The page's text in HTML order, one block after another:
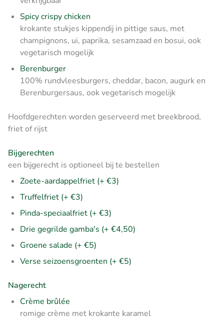
Spicy crispy chicken
krokante stukjes kippendij in pittige saus, met
champignons, ui, paprika, sesamzaad en bosui, ook
vegetarisch mogelijk
Berenburger
100% rundvleesburgers, cheddar, bacon, augurk en
Berenburgersaus, ook vegetarisch mogelijk
Hoofdgerechten worden geserveerd met breekbrood,
friet of rijst
Bijgerechten
een bijgerecht is optioneel bij te bestellen
Zoete-aardappelfriet (+ €3)
Truffelfriet (+ €3)
Pinda-speciaalfriet (+ €3)
Drie gegrilde gamba's (+ €4,50)
Groene salade (+ €5)
Verse seizoensgroenten (+ €5)
Nagerecht
Crème brûlée
romige crème met krokante karamel